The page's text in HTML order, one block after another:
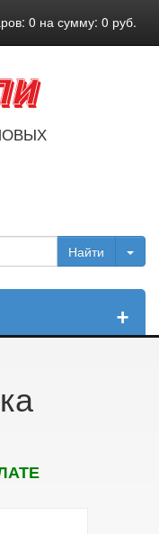
0 на сумму: 0 руб.
+